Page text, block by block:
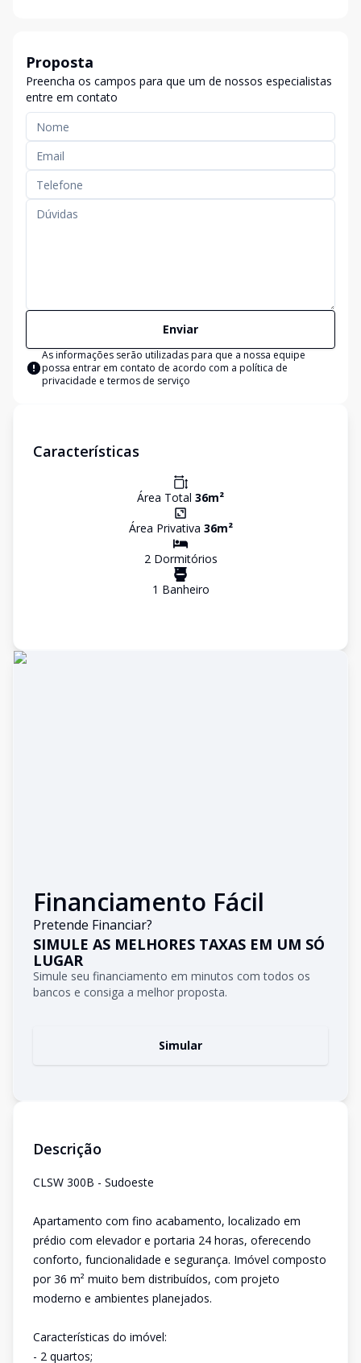
Proposta
Preencha os campos para que um de nossos especialistas
entre em contato
Enviar
As informações serão utilizadas para que a nossa equipe
possa entrar em contato de acordo com a política de
privacidade e termos de serviço
Características
Área Total 36m²
Área Privativa 36m²
2Dormitórios
1 Banheiro
Financiamento Fácil
Pretende Financiar?
SIMULE AS MELHORES TAXAS EM UM SÓ
LUGAR
Simule seu financiamento em minutos com todos os
bancos e consiga a melhor proposta.
Simular
Descrição
CLSW 300B - Sudoeste
Apartamento com fino acabamento, localizado em
prédio com elevador e portaria 24 horas, oferecendo
conforto, funcionalidade e segurança. Imóvel composto
por 36 m² muito bem distribuídos, com projeto
moderno e ambientes planejados.
Características do imóvel:
- 2 quartos;